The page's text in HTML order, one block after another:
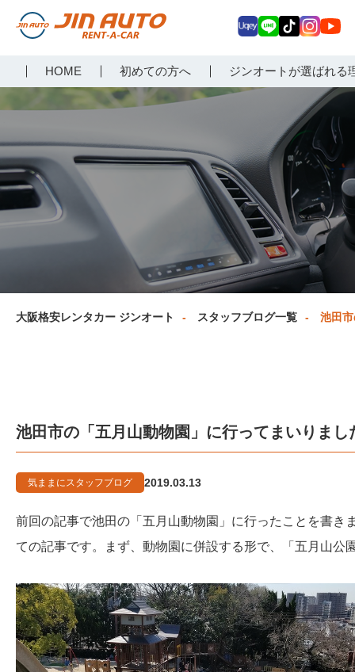
らジンオートレンタカー
HOME 初めての方へ ジンオートが選ばれる
ey E
Tokagr
am
uT
ub
大阪格安レンタカー ジンオート スタッフブログ一覧 池田
池田市の「五月山動物園」に行ってまいりま
気ままにスタッフブログ 2019.03.13
前回の記事で池田の「五月山動物園」に行ったことを書き
ての記事です。まず、動物園に併設する形で、「五月山公